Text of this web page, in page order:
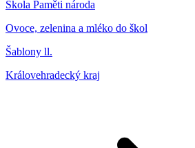
Škola Paměti národa
Ovoce, zelenina a mléko do škol
Šablony ll.
Královehradecký kraj